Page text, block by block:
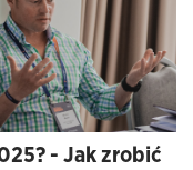
- Jak zrobić